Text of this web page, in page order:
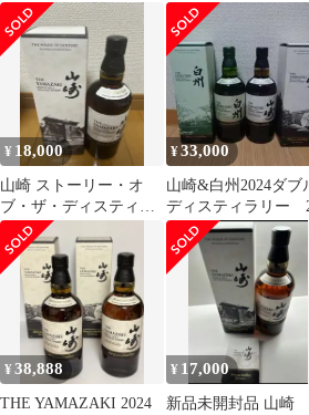
キー 2本セット
¥ 18,000
山崎 ストーリー・オ
ブ・ザ・ディスティラ
リー 2025
¥33,000
山崎&白州2024ダブ
ディスティラリー
セット
¥38,888
THE YAMAZAKI 2024
¥ 17,000
新品未開封品 山崎